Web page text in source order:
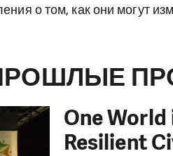
о том, как они могут
One
Resilient